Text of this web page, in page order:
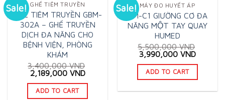
Sale! GHẾ TIÊM TRUYỀN
GHẾ TIÊM TRUYỀN GBM-
302A – GHẾ TRUYỀN
DỊCH ĐA NĂNG CHO
BỆNH VIỆN, PHÒNG
KHÁM
3,400,000VND
Original
price
was:
3,400,000 VND.
2,189,000 VNDCurrent
ADD TO CART
Sale! MÁY ĐO HUYẾT ÁP
HM-C1 GIƯỜNG CƠ ĐA
NĂNG MỘT TAY QUAY
HUMED
5,500,000VND
Original
price
was:
5,500,000 VND.
3,990,000 VNDCurrent
ADD TO CART